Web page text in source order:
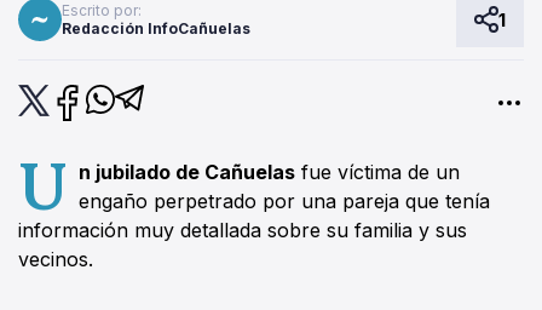
Escrito por:
Redacción InfoCañuelas
1
U n jubilado de Cañuelas fue víctima de un
engaño perpetrado por una pareja que tenía
información muy detallada sobre su familia y sus
vecinos.